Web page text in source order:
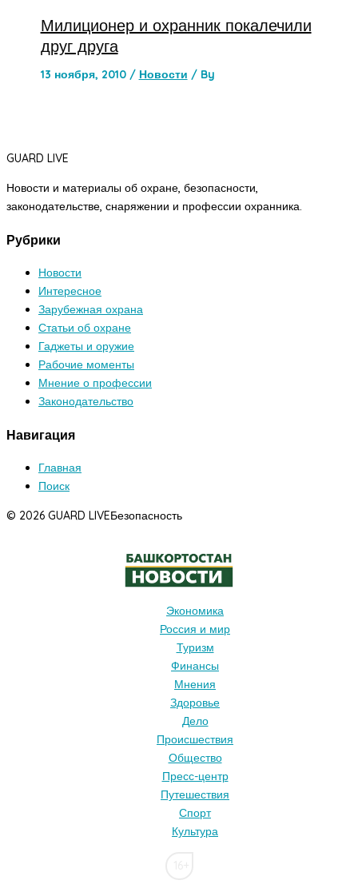
Милиционер и охранник покалечили
друг друга
13 ноября, 2010 / Новости / By
GUARD LIVE
Новости и материалы об охране, безопасности,
законодательстве, снаряжении и профессии охранника.
Рубрики
Новости
Интересное
Зарубежная охрана
Статьи об охране
Гаджеты и оружие
Рабочие моменты
Мнение о профессии
Законодательство
Навигация
Главная
Поиск
© 2026 GUARD LIVEБезопасность
Экономика
Россия и мир
Туризм
Финансы
Мнения
Здоровье
Дело
Происшествия
Общество
Пресс-центр
Путешествия
Спорт
Культура